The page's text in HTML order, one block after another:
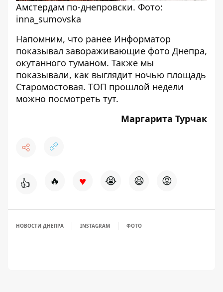
Амстердам по-днепровски. Фото:
inna_sumovska
Напомним, что ранее Информатор
показывал завораживающие фото Днепра,
окутанного туманом. Также мы
показывали, как выглядит ночью площадь
Старомостовая. ТОП прошлой недели
можно посмотреть тут.
Маргарита Турчак
👍 🔥 ♥ 😭 😆 😡
НОВОСТИ ДНЕПРА INSTAGRAM ФОТО